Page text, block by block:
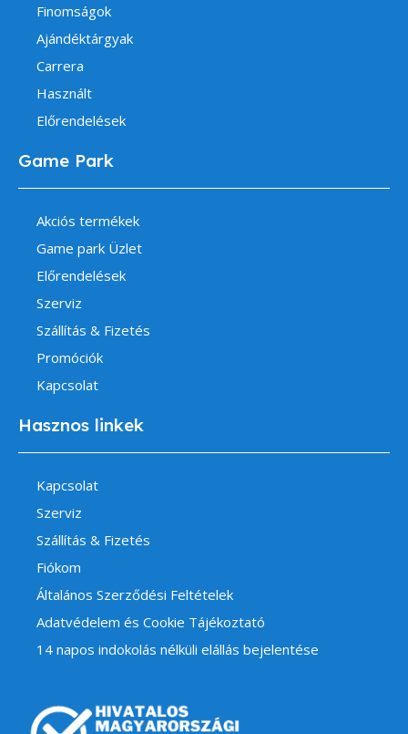
Finomságok
Ajándéktárgyak
Carrera
Használt
Előrendelések
Game Park
Akciós termékek
Game park Üzlet
Előrendelések
Szerviz
Szállítás & Fizetés
Promóciók
Kapcsolat
Hasznos linkek
Kapcsolat
Szerviz
Szállítás & Fizetés
Fiókom
Általános Szerződési Feltételek
Adatvédelem és Cookie Tájékoztató
14 napos indokolás nélküli elállás bejelentése